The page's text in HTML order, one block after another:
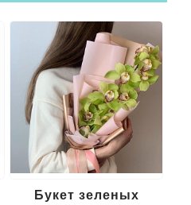
Букет в фиолетово